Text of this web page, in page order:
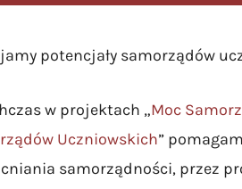
potencjały samorządów
w projektach „Moc
Uczniowskich”
samorządności, przez